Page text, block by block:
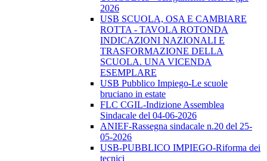
2026
USB SCUOLA, OSA E CAMBIARE
ROTTA - TAVOLA ROTONDA
INDICAZIONI NAZIONALI E
TRASFORMAZIONE DELLA
SCUOLA. UNA VICENDA
ESEMPLARE
USB Pubblico Impiego-Le scuole
bruciano in estate
FLC CGIL-Indizione Assemblea
Sindacale del 04-06-2026
ANIEF-Rassegna sindacale n.20 del 25-
05-2026
USB-PUBBLICO IMPIEGO-Riforma dei
tecnici